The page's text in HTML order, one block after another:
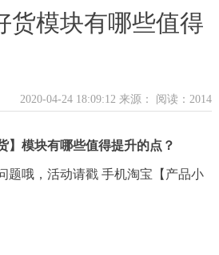
货模块有哪些值得
2020-04-24 18:09:12 来源： 阅读：2014
】模块有哪些值得提升的点？
题哦，活动请戳 手机淘宝【产品小